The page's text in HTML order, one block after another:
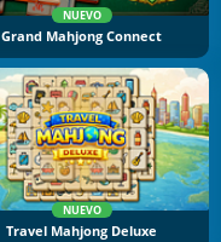
NUEVO
Grand Mahjong Connect
NUEVO
Travel Mahjong Deluxe